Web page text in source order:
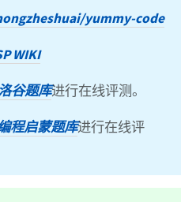
yummy-code
WIKI
谷题库进行在线评测。
程启蒙题库进行在线评